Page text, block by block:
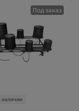
Под заказ
наличии